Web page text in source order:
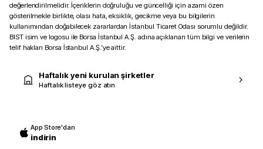
değerlendirilmelidir. İçeriklerin doğruluğu ve güncelliği için azami özen
gösterilmekle birlikte, olası hata, eksiklik, gecikme veya bu bilgilerin
kullanımından doğabilecek zararlardan İstanbul Ticaret Odası sorumlu değildir.
BIST isim ve logosu ile Borsa İstanbul A.Ş. adına açıklanan tüm bilgi ve verilerin
telif hakları Borsa İstanbul A.Ş.’ye aittir.
Haftalık yeni kurulan şirketler
Haftalık listeye göz atın
App Store'dan
indirin